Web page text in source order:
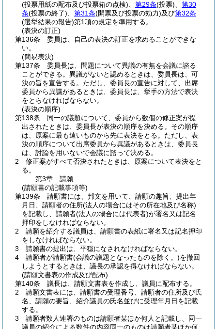
(投票用紙の配布及び投票箱の点検)
第29条(投票)
第30
条(投票の終了) 第31条(開票及び投票の効力)及び第32条
(選挙結果の報告)第1項の規定を準用する。
(表決の訂正)
第136条
委員は、自己の表決の訂正を求めることができな
い。
(簡易表決)
第137条
委員長は、問題について異議の有無を会議に諮る
ことができる。 異議がないと認めるときは、委員長は、可
決の旨を宣告する。 ただし、委員長の宣告に対して、出席
委員から異議があるときは、委員長は、挙手の方法で表決
をとらなければならない。
(表決の順序)
第138条
同一の議題について、委員から数個の修正案が提
出されたときは、委員長が表決の順序を決める。 その順序
は、原案に最も遠いものから先に表決をとる。 ただし、表
決の順序について出席委員から異議があるときは、委員長
は、討論を用いないで会議に諮って決める。
2
修正案がすべて否決されたときは、原案について表決をと
る。
第3章
請願
(請願書の記載事項等)
第139条
請願書には、邦文を用いて、請願の趣旨、提出年
月日、請願者の住所(法人の場合にはその所在地及び名称)
を記載し、請願者(法人の場合には代表者)が署名又は記名
押印をしなければならない。
2
請願を紹介する議員は、請願書の表紙に署名又は記名押印
をしなければならない。
3
請願書の提出は、平穏になされなければならない。
4
請願者が請願書(会議の議題となったものを除く。)を撤回
しようとするときは、議長の承認を得なければならない。
(請願文書表の作成及び配布)
第140条
議長は、請願文書表を作成し、議員に配布する。
2
請願文書表には、請願書の受理番号、請願者の住所及び氏
名、請願の要旨、紹介議員の氏名並びに受理年月日を記載
する。
3
請願者数人連署のものは請願者某ほか何人と記載し、同一
議員の紹介による数件の内容同一のものは請願者某ほか何